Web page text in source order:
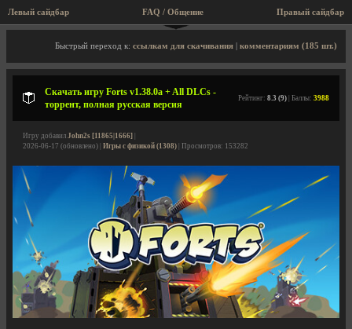
Левый сайдбар FAQ / Общение
Описание игры, торрент, скриншоты, видео
Быстрый переход к: ссылкам для скачивания комментариям (185 шт.)
Скачать игру Forts v1.38.0a + All DLCs -
торрент, полная русская версия
Рейтинг: 8.3 (9) | Баллы: 3988
Игру добавил John2s [11865|1666]
2026-06-17 (обновлено) | Игры с физикой (1308) | Просмотров: 153282